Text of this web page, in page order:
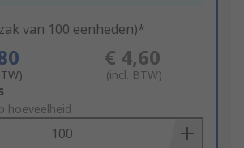
van 100 eenheden)*
€ 4,60
(incl. BTW)
hoeveelheid